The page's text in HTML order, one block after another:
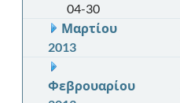
04-30
Μαρτίου
2013
Φεβρουαρίου